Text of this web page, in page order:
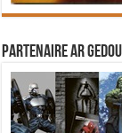
Partenaire Ar